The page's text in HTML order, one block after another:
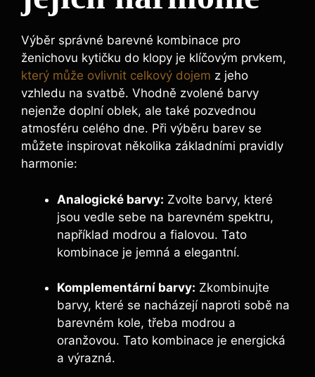
Výběr správné barevné kombinace pro
ženichovu kytičku do klopy je klíčovým prvkem,
který může ovlivnit celkový dojem z jeho
vzhledu na svatbě. Vhodně zvolené barvy
nejenže doplní oblek, ale také pozvednou
atmosféru celého dne. Při výběru barev se
můžete inspirovat několika základními pravidly
harmonie:
Analogické barvy: Zvolte barvy, které
jsou vedle sebe na barevném spektru,
například modrou a fialovou. Tato
kombinace je jemná a elegantní.
Komplementární barvy: Zkombinujte
barvy, které se nacházejí naproti sobě na
barevném kole, třeba modrou a
oranžovou. Tato kombinace je energická
a výrazná.